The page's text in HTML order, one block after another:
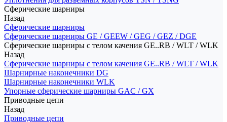
Сферические шарниры
Назад
Сферические шарниры
Сферические шарниры GE / GEEW / GEG / GEZ / DGE
Сферические шарниры с телом качения GE..RB / WLT / WLK
Назад
Сферические шарниры с телом качения GE..RB / WLT / WLK
Шарнирные наконечники DG
Шарнирные наконечники WLK
Упорные сферические шарниры GAC / GX
Приводные цепи
Назад
Приводные цепи